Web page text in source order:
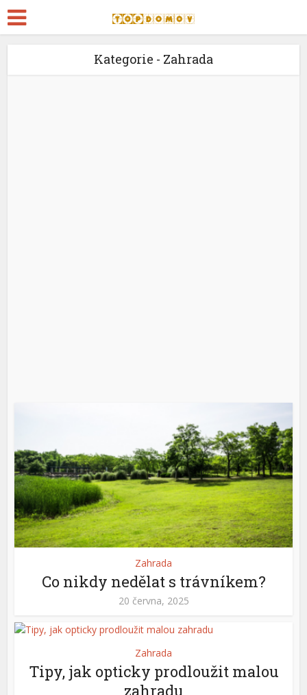
Kategorie - Zahrada
Zahrada
Co nikdy nedělat s trávníkem?
20 června, 2025
Zahrada
Tipy, jak opticky prodloužit malou
zahradu